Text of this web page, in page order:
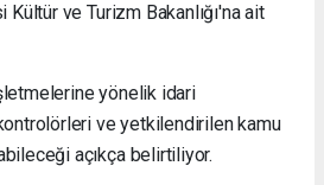
Kültür ve Turizm Bakanlığı'na ait
yönelik idari
kontrolörleri ve yetkilendirilen kamu
açıkça belirtiliyor.